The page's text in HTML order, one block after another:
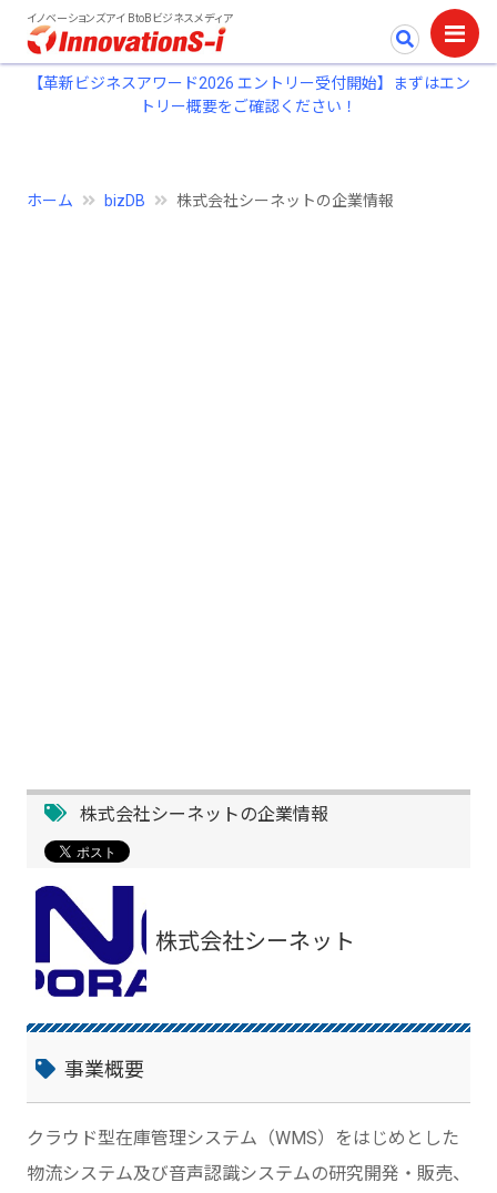
イノベーションズアイ BtoBビジネスメディア
【革新ビジネスアワード2026 エントリー受付開始】まずはエン
トリー概要をご確認ください！
ホーム bizDB 株式会社シーネットの企業情報
株式会社シーネットの企業情報
株式会社シーネット
事業概要
クラウド型在庫管理システム（WMS）をはじめとした
物流システム及び音声認識システムの研究開発・販売、